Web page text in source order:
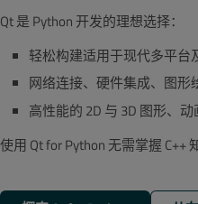
Qt 是 Python 开发的理想选择：
轻松构建适用于现代多平台
网络连接、硬件集成、图形
高性能的 2D 与 3D 图形、
使用 Qt for Python 无需掌握 C++